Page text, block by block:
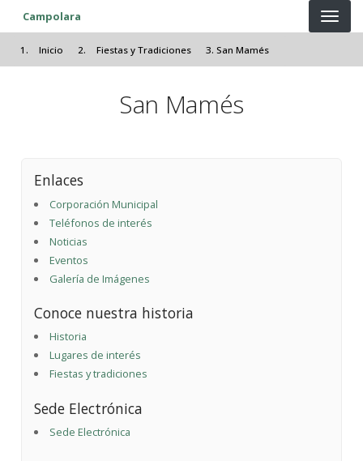
Pasar al contenido principal
Campolara
Inicio Fiestas y Tradiciones San Mamés
San Mamés
Enlaces
Corporación Municipal
Teléfonos de interés
Noticias
Eventos
Galería de Imágenes
Conoce nuestra historia
Historia
Lugares de interés
Fiestas y tradiciones
Sede Electrónica
Sede Electrónica